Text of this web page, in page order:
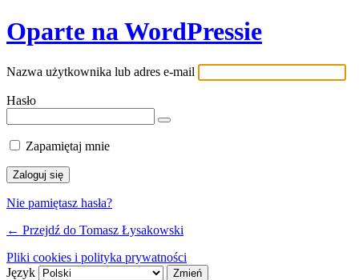
Oparte na WordPressie
Nazwa użytkownika lub adres e-mail
Hasło
Zapamiętaj mnie
Nie pamiętasz hasła?
← Przejdź do Tomasz Łysakowski
Pliki cookies i polityka prywatności
Język